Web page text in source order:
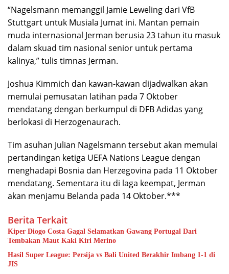
“Nagelsmann memanggil Jamie Leweling dari VfB
Stuttgart untuk Musiala Jumat ini. Mantan pemain
muda internasional Jerman berusia 23 tahun itu masuk
dalam skuad tim nasional senior untuk pertama
kalinya,” tulis timnas Jerman.
Joshua Kimmich dan kawan-kawan dijadwalkan akan
memulai pemusatan latihan pada 7 Oktober
mendatang dengan berkumpul di DFB Adidas yang
berlokasi di Herzogenaurach.
Tim asuhan Julian Nagelsmann tersebut akan memulai
pertandingan ketiga UEFA Nations League dengan
menghadapi Bosnia dan Herzegovina pada 11 Oktober
mendatang. Sementara itu di laga keempat, Jerman
akan menjamu Belanda pada 14 Oktober.***
Berita Terkait
Kiper Diogo Costa Gagal Selamatkan Gawang Portugal Dari
Tembakan Maut Kaki Kiri Merino
Hasil Super League: Persija vs Bali United Berakhir Imbang 1-1 di
JIS